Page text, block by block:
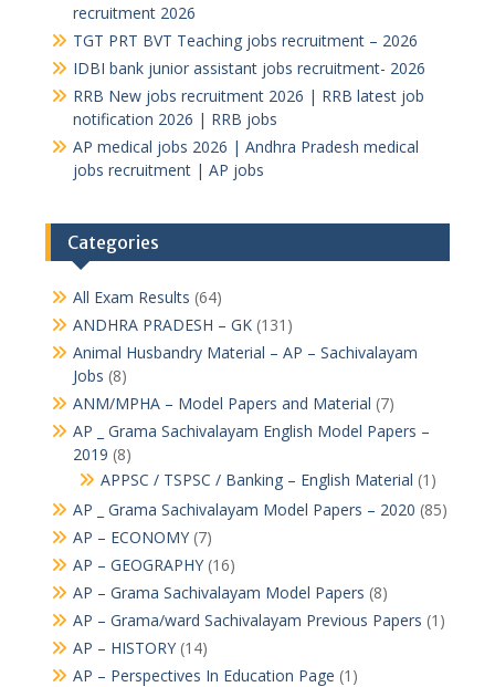
recruitment 2026
TGT PRT BVT Teaching jobs recruitment – 2026
IDBI bank junior assistant jobs recruitment- 2026
RRB New jobs recruitment 2026 | RRB latest job
notification 2026 | RRB jobs
AP medical jobs 2026 | Andhra Pradesh medical
jobs recruitment | AP jobs
Categories
All Exam Results (64)
ANDHRA PRADESH – GK(131)
Animal Husbandry Material – AP – Sachivalayam
Jobs (8)
ANM/MPHA – Model Papers and Material (7)
AP _ Grama Sachivalayam English Model Papers –
2019 (8)
APPSC / TSPSC / Banking – English Material (1)
AP _ Grama Sachivalayam Model Papers – 2020 (85)
AP – ECONOMY(7)
AP – GEOGRAPHY(16)
AP – Grama Sachivalayam Model Papers (8)
AP – Grama/ward Sachivalayam Previous Papers (1)
AP – HISTORY(14)
AP – Perspectives In Education Page (1)